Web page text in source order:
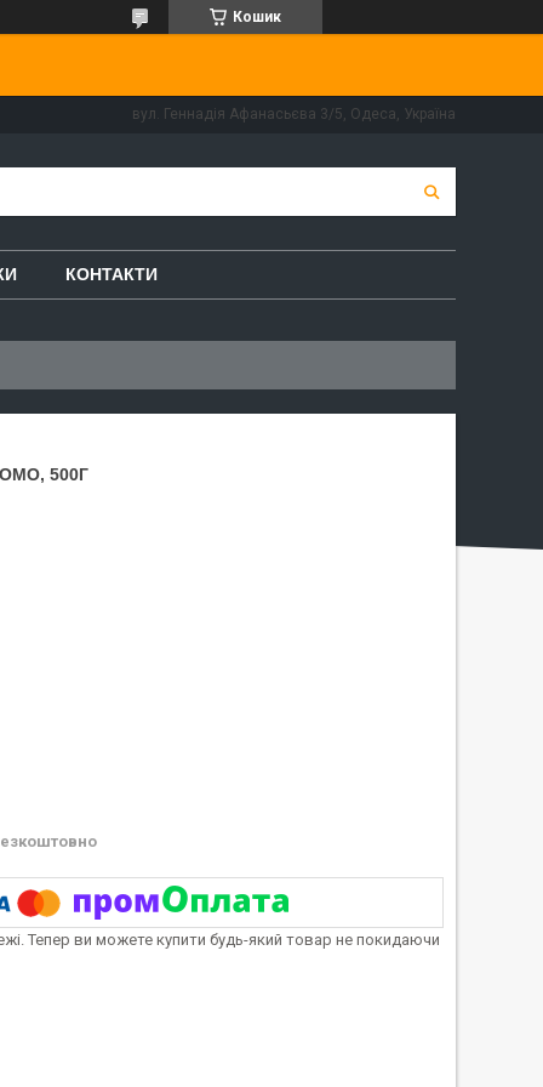
Кошик
вул. Геннадія Афанасьєва 3/5, Одеса, Україна
КОНТАКТИ
500Г
Тепер ви можете купити будь-який товар не покидаючи